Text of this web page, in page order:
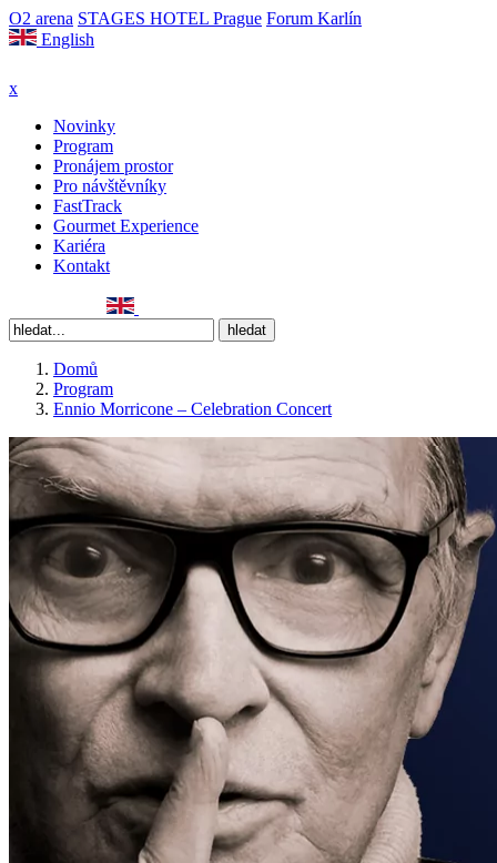
O2 arena STAGES HOTEL Prague Forum Karlín
English
x
Novinky
Program
Pronájem prostor
Pro návštěvníky
FastTrack
Gourmet Experience
Kariéra
Kontakt
Domů
Program
Ennio Morricone – Celebration Concert